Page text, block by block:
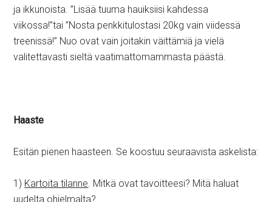
ja ikkunoista. ”Lisää tuuma hauiksiisi kahdessa
viikossa!”tai ”Nosta penkkitulostasi 20kg vain viidessä
treenissä!” Nuo ovat vain joitakin väittämiä ja vielä
valitettavasti sieltä vaatimattomammasta päästä.
Haaste
Esitän pienen haasteen. Se koostuu seuraavista askelista:
1) Kartoita tilanne. Mitkä ovat tavoitteesi? Mitä haluat
uudelta ohjelmalta?